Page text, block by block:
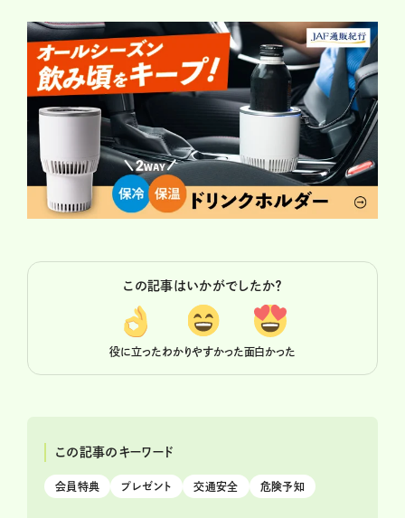
この記事はいかがでしたか？
役に立ったわかりやすかった面白かった
この記事のキーワード
会員特典 プレゼント 交通安全 危険予知